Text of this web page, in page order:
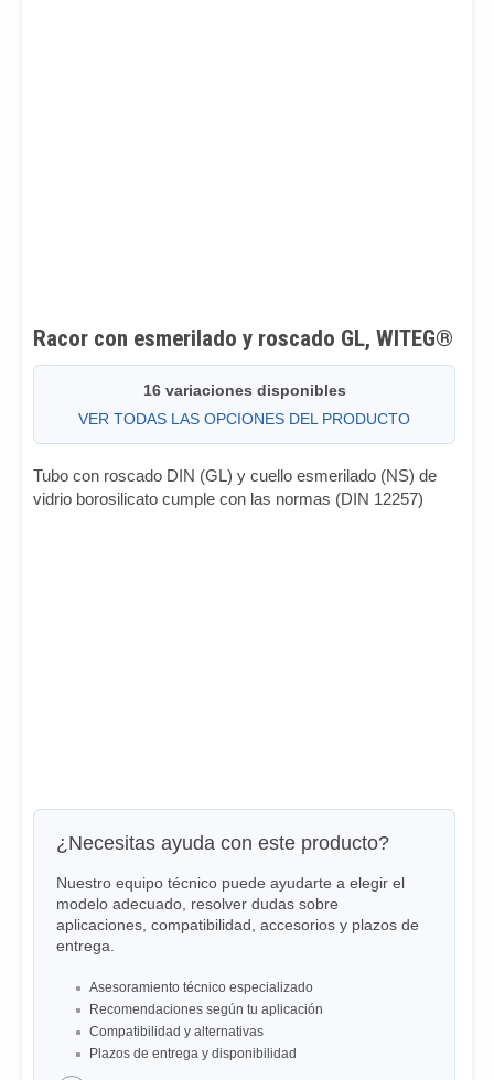
Racor con esmerilado y roscado GL, WITEG®
16 variaciones disponibles
VER TODAS LAS OPCIONES DEL PRODUCTO
Tubo con roscado DIN (GL) y cuello esmerilado (NS) de
vidrio borosilicato cumple con las normas (DIN 12257)
¿Necesitas ayuda con este producto?
Nuestro equipo técnico puede ayudarte a elegir el
modelo adecuado, resolver dudas sobre
aplicaciones, compatibilidad, accesorios y plazos de
entrega.
Asesoramiento técnico especializado
Recomendaciones según tu aplicación
Compatibilidad y alternativas
Plazos de entrega y disponibilidad